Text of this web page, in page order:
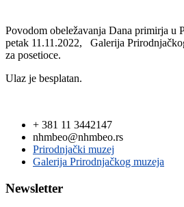
Povodom obeležavanja Dana primirja u
petak 11.11.2022, Galerija
za posetioce.
Ulaz je besplatan.
+ 381 11 3442147
nhmbeo@nhmbeo.rs
Prirodnjački muzej
Galerija Prirodnjačkog muzeja
Newsletter